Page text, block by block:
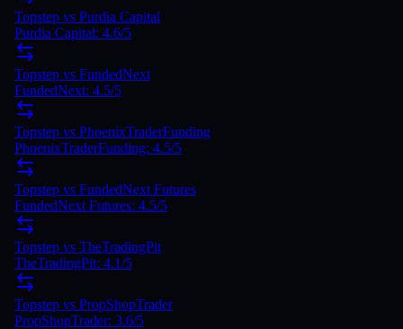
Topstep vs Purdia Capital
Purdia Capital: 4.6/5
Topstep vs FundedNext
FundedNext: 4.5/5
Topstep vs PhoenixTraderFunding
PhoenixTraderFunding: 4.5/5
Topstep vs FundedNext Futures
FundedNext Futures: 4.5/5
Topstep vs TheTradingPit
TheTradingPit: 4.1/5
Topstep vs PropShopTrader
PropShopTrader: 3.6/5